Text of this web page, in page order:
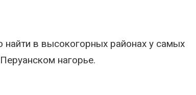
в высокогорных районах у самых
нагорье.